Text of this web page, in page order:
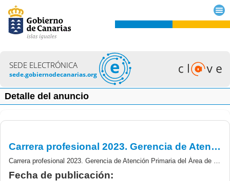
SEDE ELECTRÓNICA
sede.gobiernodecanarias.org
Detalle del anuncio
Carrera profesional 2023. Gerencia de Atención Primaria del Área de Salud de Tenerife. Personal de gestión y servicios. Resolución definitiva.
Carrera profesional 2023. Gerencia de Atención Primaria del Área de Salud de Tenerife. Personal de gestión y servicios. Resolución definitiva.
Fecha de publicación: